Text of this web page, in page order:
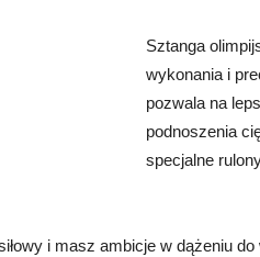
Sztanga
wykonania i
pozwala na
podnoszenia
specjalne
i masz ambicje w dążeniu